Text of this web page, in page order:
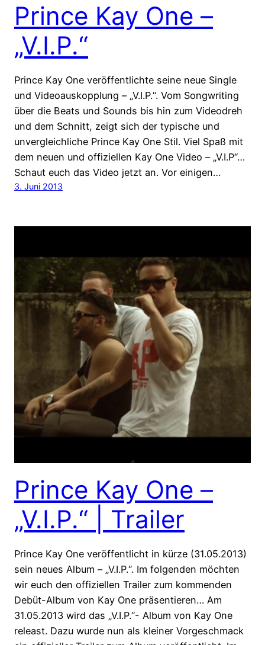
Prince Kay One –
„V.I.P.“
Prince Kay One veröffentlichte seine neue Single
und Videoauskopplung – „V.I.P.“. Vom Songwriting
über die Beats und Sounds bis hin zum Videodreh
und dem Schnitt, zeigt sich der typische und
unvergleichliche Prince Kay One Stil. Viel Spaß mit
dem neuen und offiziellen Kay One Video – „V.I.P“…
Schaut euch das Video jetzt an. Vor einigen…
3. Juni 2013
Prince Kay One –
„V.I.P.“ | Trailer
Prince Kay One veröffentlicht in kürze (31.05.2013)
sein neues Album – „V.I.P.“. Im folgenden möchten
wir euch den offiziellen Trailer zum kommenden
Debüt-Album von Kay One präsentieren… Am
31.05.2013 wird das „V.I.P.“- Album von Kay One
releast. Dazu wurde nun als kleiner Vorgeschmack